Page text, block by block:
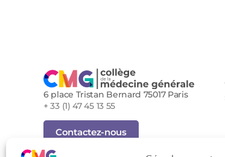
6 place Tristan Bernard 75017 Paris
+ 33 (1) 47 45 13 55
Contactez-nous
Inscription Newsletter